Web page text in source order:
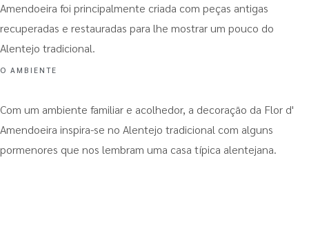
Amendoeira foi principalmente criada com peças antigas
recuperadas e restauradas para lhe mostrar um pouco do
Alentejo tradicional.
O AMBIENTE
Com um ambiente familiar e acolhedor, a decoração da Flor d'
Amendoeira inspira-se no Alentejo tradicional com alguns
pormenores que nos lembram uma casa típica alentejana.